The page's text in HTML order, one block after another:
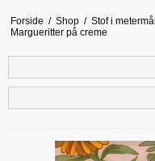
Juni nyt
Forside / Shop / Stof i metermål
Margueritter på creme